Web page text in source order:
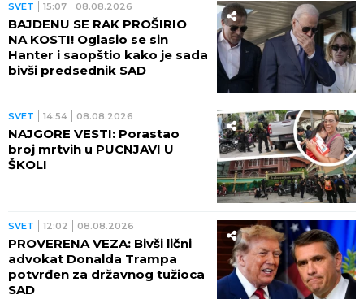
SVET 15:07 08.08.2026
BAJDENU SE RAK PROŠIRIO
NA KOSTI! Oglasio se sin
Hanter i saopštio kako je sada
bivši predsednik SAD
SVET 14:54 08.08.2026
NAJGORE VESTI: Porastao
broj mrtvih u PUCNJAVI U
ŠKOLI
SVET 12:02 08.08.2026
PROVERENA VEZA: Bivši lični
advokat Donalda Trampa
potvrđen za državnog tužioca
SAD